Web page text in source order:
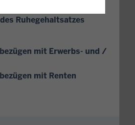
Ruhegehaltsatzes
mit Erwerbs- und /
mit Renten